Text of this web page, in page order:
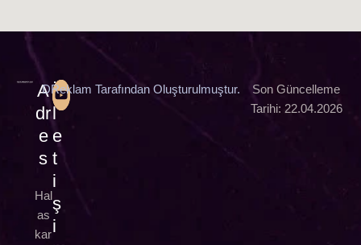
A
dr
e
s
Hal
as
kar
İ
l
e
t
i
ş
i
DReklam Tarafından Oluşturulmuştur.
Son Güncelleme
Tarihi: 22.04.2026